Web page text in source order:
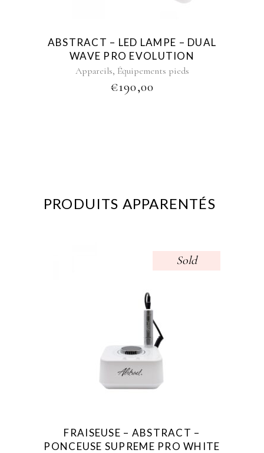
ABSTRACT – LED LAMPE – DUAL
WAVE PRO EVOLUTION
Appareils, Équipements pieds
€190,00
PRODUITS APPARENTÉS
Sold
FRAISEUSE – ABSTRACT –
PONCEUSE SUPREME PRO WHITE